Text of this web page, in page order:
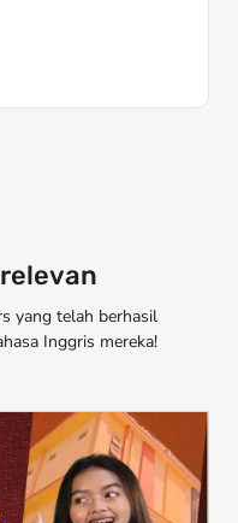
yang telah berhasil
Inggris mereka!